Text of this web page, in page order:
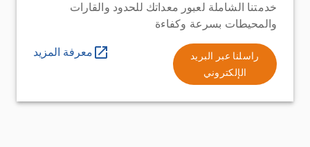
خدمتنا الشاملة لعبور معداتك للحدود والقارات
والمحيطات بسرعة وكفاءة
راسلنا عبر البريد
الإلكتروني
معرفة المزيد